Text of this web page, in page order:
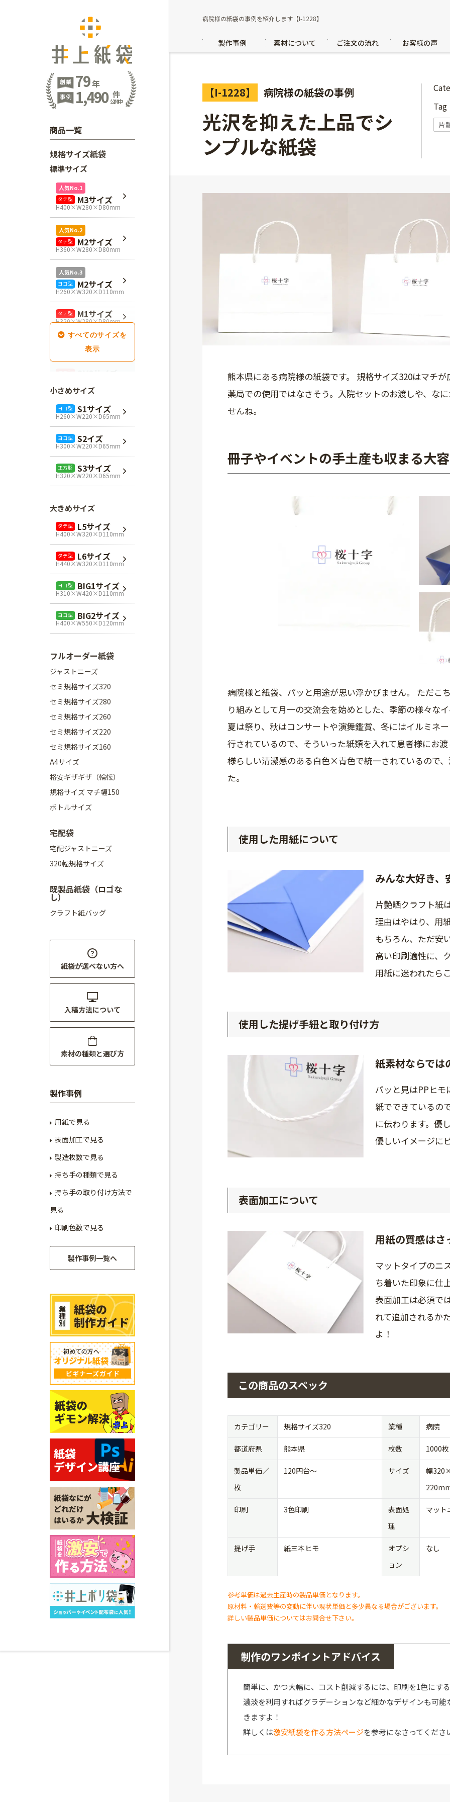
病院様の紙袋の事例を紹介します【I-1228】
製作事例 素材について ご注文の流れ お客様の声
【I-1228】 病院様の紙袋の事例
光沢を抑えた上品でシ
ンプルな紙袋
片
熊本県にある病院様の紙袋です。 規格サイズ320はマチ
薬局での使用ではなさそう。入院セットのお渡しや、な
せんね。
冊子やイベントの手土産も収まる大
病院様と紙袋、パッと用途が思い浮かびません。 ただこ
り組みとして月一の交流会を始めとした、季節の様々な
夏は祭り、秋はコンサートや演舞鑑賞、冬にはイルミネ
行されているので、そういった紙類を入れて患者様にお
様らしい清潔感のある白色×青色で統一されているので
た。
使用した用紙について
みんな大好き、
片艶晒クラフト紙
理由はやはり、用
もちろん、ただ安
高い印刷適性に、
用紙に迷われたら
使用した提げ手紐と取り付け方
紙素材ならでは
パッと見はPPヒ
紙でできているの
に伝わります。優
優しいイメージに
表面加工について
用紙の質感はさ
マットタイプのニ
ち着いた印象に仕
表面加工は必須で
れて追加されるか
よ！
この商品のスペック
カテゴリー 規格サイズ320 業種 病院
都道府県 熊本県 枚数 1000枚
製品単価／
枚
120円台〜 サイズ
幅
印刷 3色印刷
表面処
理
マット
提げ手 紙三本ヒモ
オプシ
ョン
なし
参考単価は過去生産時の製品単価となります。
原材料・輸送費等の変動に伴い現状単価と多少異なる場合がございます。
詳しい製品単価についてはお問合せ下さい。
制作のワンポイントアドバイス
簡単に、かつ大幅に、コスト削減するには、印刷を1色にす
濃淡を利用すればグラデーションなど細かなデザインも可
きますよ！
詳しくは激安紙袋を作る方法ページを参考になさってくださ
創業 79年
事例 1,490 件
公開中
商品一覧
規格サイズ紙袋
標準サイズ
人気No.1
タテ型 M3サイズ
H400×W280×D80mm
人気No.2
タテ型 M2サイズ
H360×W280×D80mm
人気No.3
ヨコ型 M2サイズ
H260×W320×D110mm
タテ型 M1サイズ
H320×W280×D80mm
SM1サイズ
H280×W260×D100mm
SM3サイズ
H360×W260×D100mm
L4サイズ
H360×W320×D110mm
L1サイズ
H240×W320×D110mm
正方形 Mスクエア
H280×W280×D80mm
正方形 Lスクエア
H320×W320×D110mm
小さめサイズ
ヨコ型 S1サイズ
H260×W220×D65mm
ヨコ型 S2イズ
H300×W220×D65mm
正方形 S3サイズ
H320×W220×D65mm
大きめサイズ
タテ型 L5サイズ
H400×W320×D110mm
タテ型 L6サイズ
H440×W320×D110mm
ヨコ型 BIG1サイズ
H310×W420×D110mm
ヨコ型 BIG2サイズ
H400×W550×D120mm
フルオーダー紙袋
ジャストニーズ
セミ規格サイズ320
セミ規格サイズ280
セミ規格サイズ260
セミ規格サイズ220
セミ規格サイズ160
A4サイズ
格安ギザギザ（輪転）
規格サイズ マチ幅150
ボトルサイズ
宅配袋
宅配ジャストニーズ
320幅規格サイズ
既製品紙袋（ロゴな
し）
クラフト紙バッグ
紙袋が選べない方へ
入稿方法について
素材の種類と選び方
製作事例
用紙で見る
表面加工で見る
製造枚数で見る
持ち手の種類で見る
持ち手の取り付け方法で
見る
印刷色数で見る
製作事例一覧へ